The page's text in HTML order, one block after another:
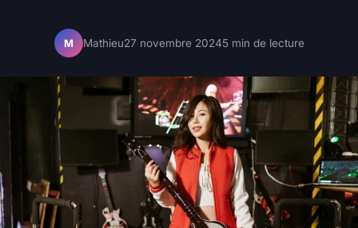
M Mathieu27 novembre 20245 min de lecture